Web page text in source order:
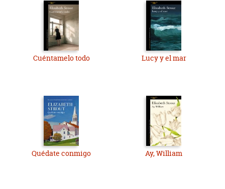
Cuéntamelo todo Lucy y el mar
Quédate conmigo Ay, William